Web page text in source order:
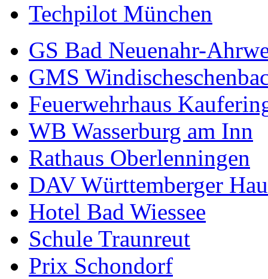
Techpilot München
GS Bad Neuenahr-
GMS
Feuerwehrhaus
WB Wasserburg am Inn
Rathaus Oberlenningen
DAV Württemberger
Hotel Bad Wiessee
Schule Traunreut
Prix Schondorf